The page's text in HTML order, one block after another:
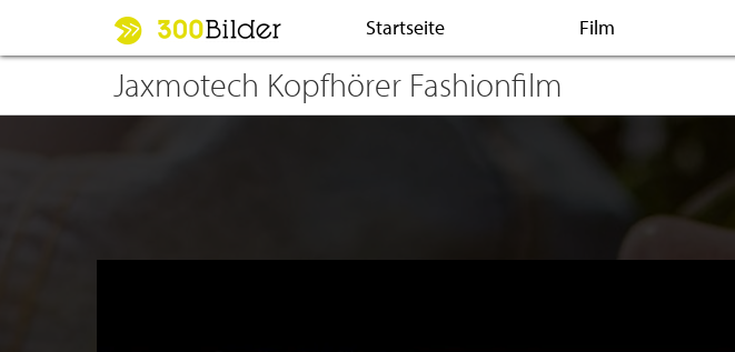
Startseite Film
Jaxmotech Kopfhörer Fashionfilm